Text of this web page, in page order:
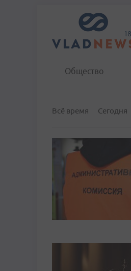
Общество
Всё время Сегодня